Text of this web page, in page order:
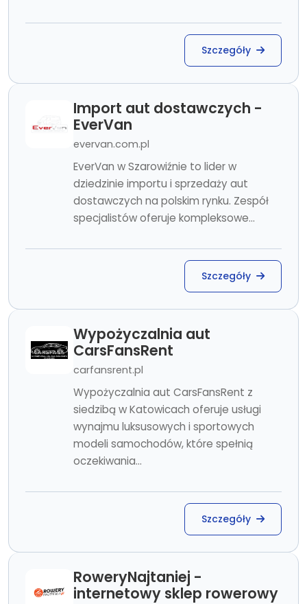
Szczegóły
Import aut dostawczych -
EverVan
evervan.com.pl
EverVan w Szarowiźnie to lider w
dziedzinie importu i sprzedaży aut
dostawczych na polskim rynku. Zespół
specjalistów oferuje kompleksowe...
Szczegóły
Wypożyczalnia aut
CarsFansRent
carfansrent.pl
Wypożyczalnia aut CarsFansRent z
siedzibą w Katowicach oferuje usługi
wynajmu luksusowych i sportowych
modeli samochodów, które spełnią
oczekiwania...
Szczegóły
RoweryNajtaniej -
internetowy sklep rowerowy